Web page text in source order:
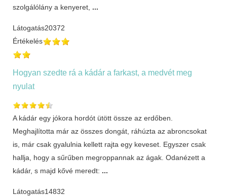
szolgálólány a kenyeret, ...
Látogatás20372
Értékelés
Hogyan szedte rá a kádár a farkast, a medvét meg
nyulat
A kádár egy jókora hordót ütött össze az erdőben.
Meghajlította már az összes dongát, ráhúzta az abroncsokat
is, már csak gyalulnia kellett rajta egy keveset. Egyszer csak
hallja, hogy a sűrűben megroppannak az ágak. Odanézett a
kádár, s majd kővé meredt: ...
Látogatás14832